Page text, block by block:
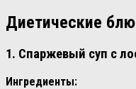
Диетические
1. Спаржевый суп с
Ингредиенты: